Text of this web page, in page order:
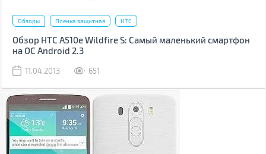
Обзоры Пленка защитная HTC
Обзор HTC A510e Wildfire S: Самый маленький смартфон
на ОС Android 2.3
11.04.2013 651